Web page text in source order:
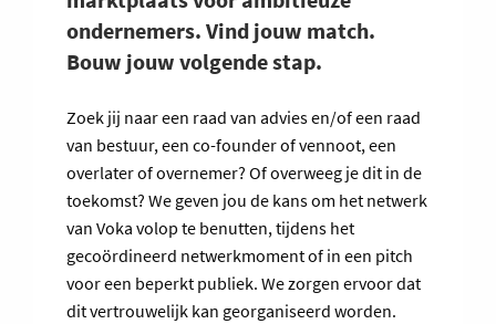
ondernemers. Vind jouw match.
Bouw jouw volgende stap.
Zoek jij naar een raad van advies en/of een raad
van bestuur, een co-founder of vennoot, een
overlater of overnemer? Of overweeg je dit in de
toekomst? We geven jou de kans om het netwerk
van Voka volop te benutten, tijdens het
gecoördineerd netwerkmoment of in een pitch
voor een beperkt publiek. We zorgen ervoor dat
dit vertrouwelijk kan georganiseerd worden.